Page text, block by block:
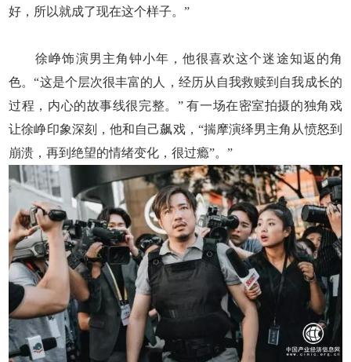
好，所以就成了现在这个样子。”
徐峥饰演男主角钟小年，他很喜欢这个迷途知返的角
色。“这是个层次很丰富的人，经历从自我救赎到自我成长的
过程，内心的故事线很完整。” 有一场在密室拍摄的独角戏
让徐峥印象深刻，他和自己飙戏，“揣摩演绎男主角从愤怒到
崩溃，再到绝望的情绪变化，很过瘾”。”